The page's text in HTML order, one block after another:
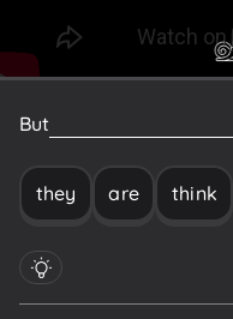
But
they are think